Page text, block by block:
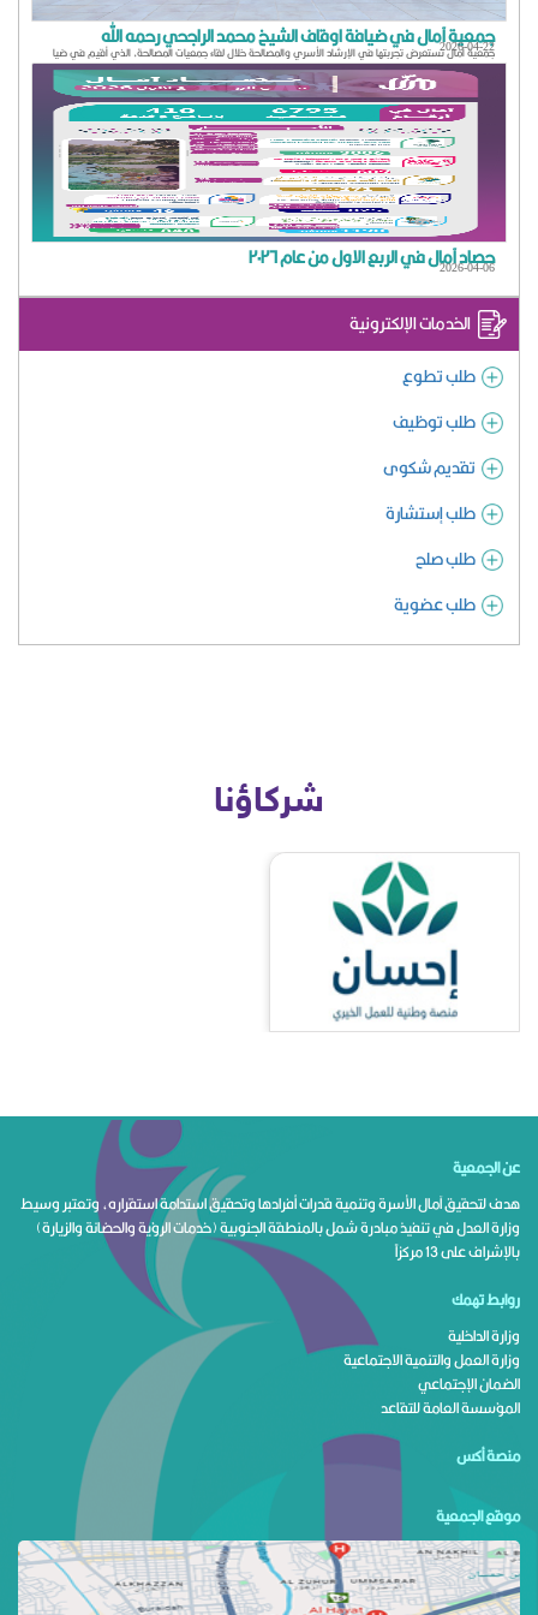
جمعية آمال في ضيافة اوقاف الشيخ محمد الراجحي رحمه الله
2026-04-22
جمعية آمال تستعرض تجربتها في الإرشاد الأسري والمصالحة خلال لقاء جمعيات المصالحة، الذي أقيم في ضيا
حصاد آمال في الربع الاول من عام ٢٠٢٦
2026-04-06
الخدمات الإلكترونية
طلب تطوع
طلب توظيف
تقديم شكوى
طلب إستشارة
طلب صلح
طلب عضوية
شركاؤنا
عن الجمعية
هدف لتحقيق آمال الأسرة وتنمية قدرات أفرادها وتحقيق استدامة استقراره، وتعتبر وسيط
وزارة العدل في تنفيذ مبادرة شمل بالمنطقة الجنوبية (خدمات الرؤية والحضانة والزيارة)
بالإشراف على 13 مركزاً
روابط تهمك
وزارة الداخلية
وزارة العمل والتنمية الاجتماعية
الضمان الإجتماعي
المؤسسة العامة للتقاعد
منصة أكس
موقع الجمعية